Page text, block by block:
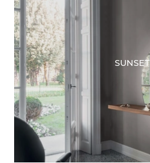
SUNSET